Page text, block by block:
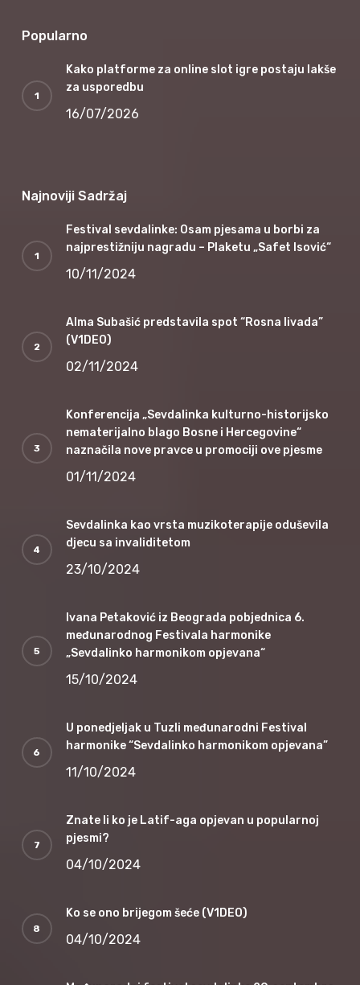
Popularno
Kako platforme za online slot igre postaju lakše
za usporedbu
16/07/2026
Najnoviji Sadržaj
Festival sevdalinke: Osam pjesama u borbi za
najprestižniju nagradu – Plaketu „Safet Isović“
10/11/2024
Alma Subašić predstavila spot “Rosna livada”
(V1DEO)
02/11/2024
Konferencija „Sevdalinka kulturno-historijsko
nematerijalno blago Bosne i Hercegovine“
naznačila nove pravce u promociji ove pjesme
01/11/2024
Sevdalinka kao vrsta muzikoterapije oduševila
djecu sa invaliditetom
23/10/2024
Ivana Petaković iz Beograda pobjednica 6.
međunarodnog Festivala harmonike
„Sevdalinko harmonikom opjevana“
15/10/2024
U ponedjeljak u Tuzli međunarodni Festival
harmonike “Sevdalinko harmonikom opjevana”
11/10/2024
Znate li ko je Latif-aga opjevan u popularnoj
pjesmi?
04/10/2024
Ko se ono brijegom šeće (V1DEO)
04/10/2024